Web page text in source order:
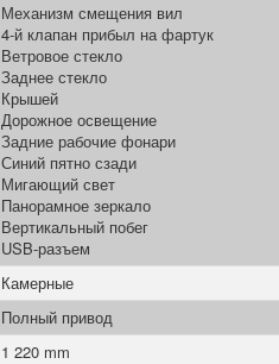
Механизм смещения вил
4-й клапан прибыл на фартук
Ветровое стекло
Заднее стекло
Крышей
Дорожное освещение
Задние рабочие фонари
Синий пятно сзади
Мигающий свет
Панорамное зеркало
Вертикальный побег
USB-разъем
Камерные
Полный привод
1 220 mm